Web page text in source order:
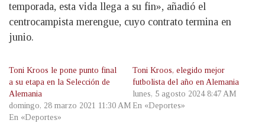
temporada, esta vida llega a su fin», añadió el
centrocampista merengue, cuyo contrato termina en
junio.
Toni Kroos le pone punto final
a su etapa en la Selección de
Alemania
domingo, 28 marzo 2021 11:30 AM
En «Deportes»
Toni Kroos, elegido mejor
futbolista del año en Alemania
lunes, 5 agosto 2024 8:47 AM
En «Deportes»